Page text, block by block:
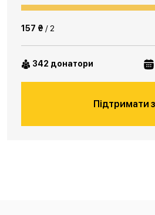
157 ₴ / 2
342 донатори
Підтримати